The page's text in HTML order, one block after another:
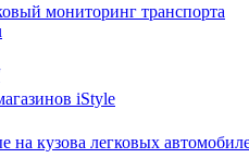
мониторинг транспорта
iStyle
на кузова легковых